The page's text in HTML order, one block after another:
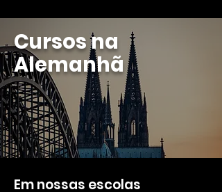
Cursos na
Alemanhã
Em nossas escolas